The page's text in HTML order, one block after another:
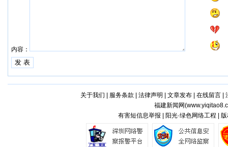
内容：
关于我们 服务条款 法律声明 文章发布| 在线留言|
福建新闻网(
有害短信息举报 | 阳光·绿色网络工程 |